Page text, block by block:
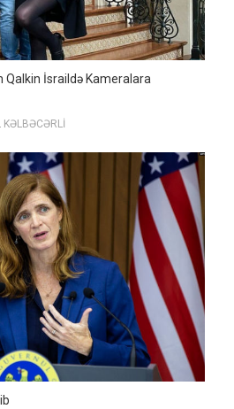
Qalkin İsraildə Kameralara
KƏLBƏCƏRLİ